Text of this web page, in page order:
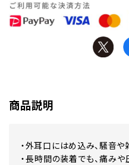
商品説明
・外耳口にはめ込み、騒音や
・長時間の装着でも、痛み